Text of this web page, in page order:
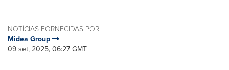
NOTÍCIAS FORNECIDAS POR
Midea Group
09 set, 2025, 06:27 GMT